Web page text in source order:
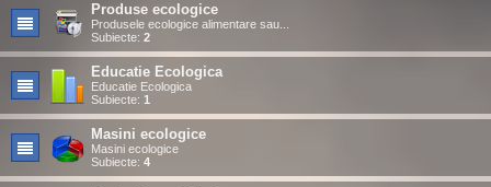
Produse ecologice
Produsele ecologice alimentare sau...
Subiecte: 2
Educatie Ecologica
Educatie Ecologica
Subiecte: 1
Masini ecologice
Masini ecologice
Subiecte: 4